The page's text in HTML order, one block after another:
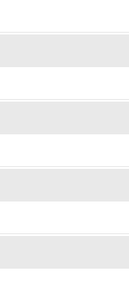
ている
プログラムを導入している